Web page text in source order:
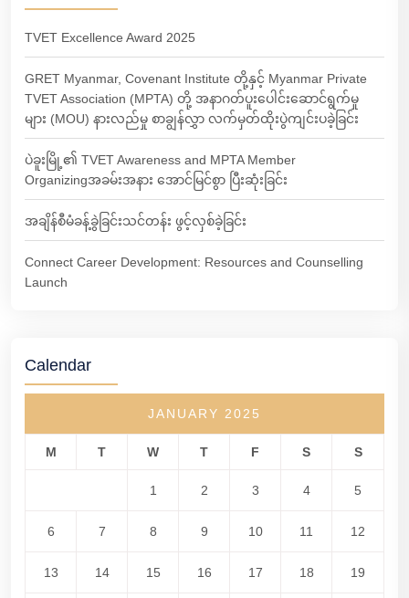
TVET Excellence Award 2025
GRET Myanmar, Covenant Institute တို့နှင့် Myanmar Private
TVET Association (MPTA) တို့ အနာဂတ်ပူးပေါင်းဆောင်ရွက်မှု
များ (MOU) နားလည်မှု စာချွန်လွှာ လက်မှတ်ထိုးပွဲကျင်းပခဲ့ခြင်း
ပဲခူးမြို့၏ TVET Awareness and MPTA Member
Organizingအခမ်းအနား အောင်မြင်စွာ ပြီးဆုံးခြင်း
အချိန်စီမံခန့်ခွဲခြင်းသင်တန်း ဖွင့်လှစ်ခဲ့ခြင်း
Connect Career Development: Resources and Counselling
Launch
Calendar
JANUARY 2025
M T W T F S S
1 2 3 4 5
6 7 8 9 10 11 12
13 14 15 16 17 18 19